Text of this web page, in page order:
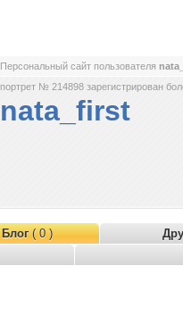
Персональный сайт пользователя
портрет № 214898 зарегистрирован
nata_first
Блог( 0 )